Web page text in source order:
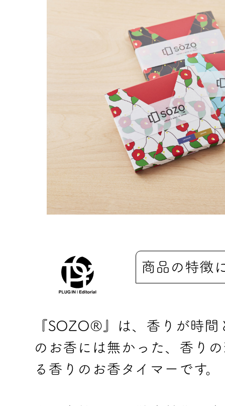
商品の特徴
『SOZO®』は、香りが時
のお香には無かった、香り
る香りのお香タイマーです。